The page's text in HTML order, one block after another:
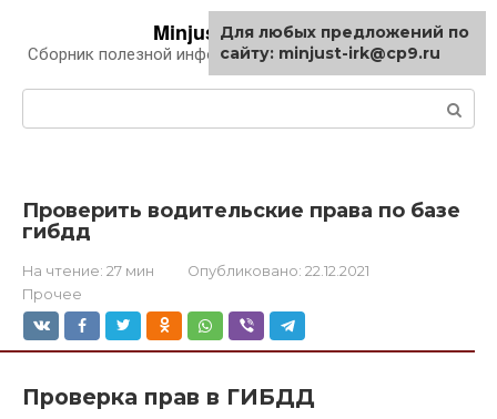
контенту
Minjust-irk.ru
Сборник полезной информации про автомобили
Проверить водительские права по базе
гибдд
На чтение: 27 мин Опубликовано: 22.12.2021
Прочее
Проверка прав в ГИБДД
Для любых предложений по
сайту: minjust-irk@cp9.ru